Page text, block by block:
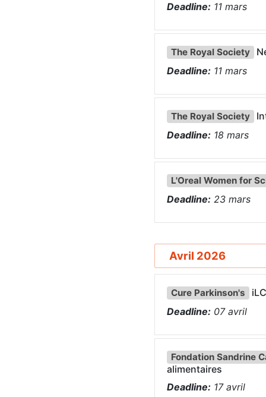
Deadline: 11 mars
The Royal Society
Deadline: 11 mars
The Royal Society
Deadline: 18 mars
L'Oreal Women for
Deadline: 23 mars
Avril 2026
Cure Parkinson's
Deadline: 07 avril
Fondation Sandrine
alimentaires
Deadline: 17 avril